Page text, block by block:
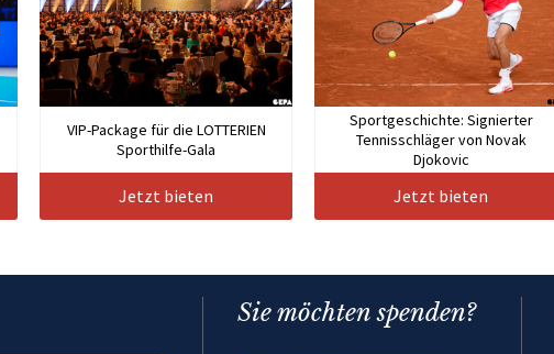
VIP-Package für die LOTTERIEN
Sporthilfe-Gala
Jetzt bieten
Sportgeschichte: Signierter
Tennisschläger von Novak
Djokovic
Jetzt bieten
Sie möchten spenden?